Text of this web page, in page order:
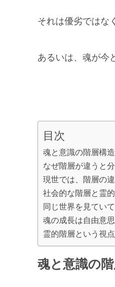
それは優劣ではな
あるいは、魂が今
目次
魂と意識の階層構
なぜ階層が違うと
現世では、階層の
社会的な階層と霊
同じ世界を見てい
魂の成長は自由意
霊的階層という視
魂と意識の